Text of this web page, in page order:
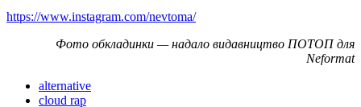
https://www.instagram.com/nevtoma/
Фото обкладинки — надало видавництво ПОТОП для
Neformat
alternative
cloud rap